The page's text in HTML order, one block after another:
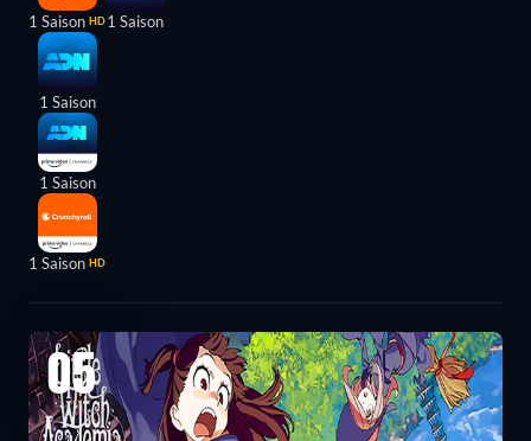
1 Saison HD
1 Saison
1 Saison
1 Saison HD
1 Saison
05